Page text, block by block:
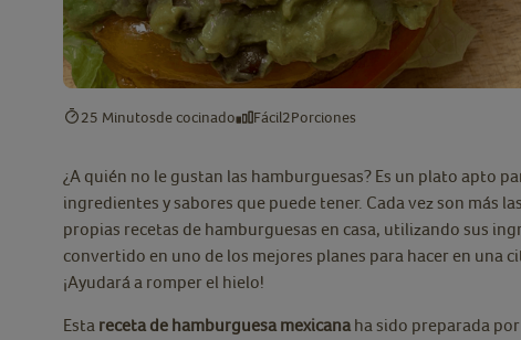
25 Minutosde cocinado Fácil2Porciones
¿A quién no le gustan las hamburguesas? Es un plato apto
ingredientes y sabores que puede tener. Cada vez son más
propias recetas de hamburguesas en casa, utilizando sus
convertido en uno de los mejores planes para hacer en una
¡Ayudará a romper el hielo!
Esta receta de hamburguesa mexicana ha sido preparada por